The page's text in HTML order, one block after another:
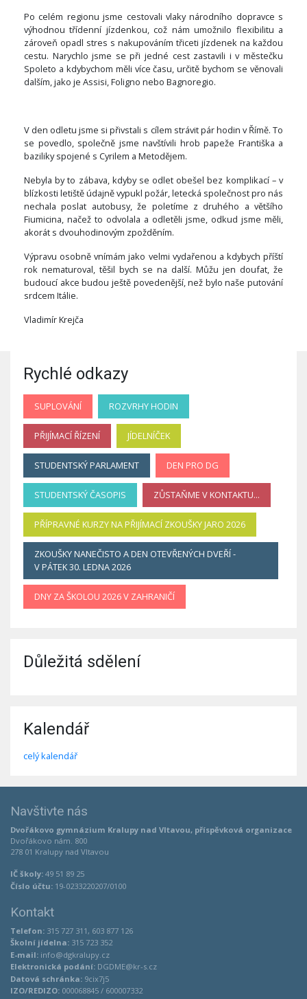
Po celém regionu jsme cestovali vlaky národního dopravce s
výhodnou třídenní jízdenkou, což nám umožnilo flexibilitu a
zároveň opadl stres s nakupováním třiceti jízdenek na každou
cestu. Narychlo jsme se při jedné cest zastavili i v městečku
Spoleto a kdybychom měli více času, určitě bychom se věnovali
dalším, jako je Assisi, Foligno nebo Bagnoregio.
V den odletu jsme si přivstali s cílem strávit pár hodin v Římě. To
se povedlo, společně jsme navštívili hrob papeže Františka a
baziliky spojené s Cyrilem a Metodějem.
Nebyla by to zábava, kdyby se odlet obešel bez komplikací – v
blízkosti letiště údajně vypukl požár, letecká společnost pro nás
nechala poslat autobusy, že poletíme z druhého a většího
Fiumicina, načež to odvolala a odletěli jsme, odkud jsme měli,
akorát s dvouhodinovým zpožděním.
Výpravu osobně vnímám jako velmi vydařenou a kdybych příští
rok nematuroval, těšil bych se na další. Můžu jen doufat, že
budoucí akce budou ještě povedenější, než bylo naše putování
srdcem Itálie.
Vladimír Krejča
Rychlé odkazy
SUPLOVÁNÍ ROZVRHY HODIN
PŘIJÍMACÍ ŘÍZENÍ JÍDELNÍČEK
STUDENTSKÝ PARLAMENT DEN PRO DG
STUDENTSKÝ ČASOPIS ZŮSTAŇME V KONTAKTU...
PŘÍPRAVNÉ KURZY NA PŘIJÍMACÍ ZKOUŠKY JARO 2026
ZKOUŠKY NANEČISTO A DEN OTEVŘENÝCH DVEŘÍ -
V PÁTEK 30. LEDNA 2026
DNY ZA ŠKOLOU 2026 V ZAHRANIČÍ
Důležitá sdělení
Kalendář
celý kalendář
Navštivte nás
Dvořákovo gymnázium Kralupy nad Vltavou, příspěvková organizace
Dvořákovo nám. 800
278 01 Kralupy nad Vltavou
IČ školy: 49 51 89 25
Číslo účtu: 19-0233220207/0100
Kontakt
Telefon: 315 727 311, 603 877 126
Školní jídelna: 315 723 352
E-mail: info@dgkralupy.cz
Elektronická podání: DGDME@kr-s.cz
Datová schránka: 9cix7j5
IZO/REDIZO: 000068845 / 600007332